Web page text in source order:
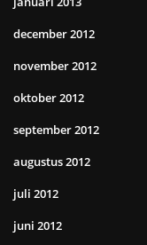
december 2012
november 2012
oktober 2012
september 2012
augustus 2012
juli 2012
juni 2012